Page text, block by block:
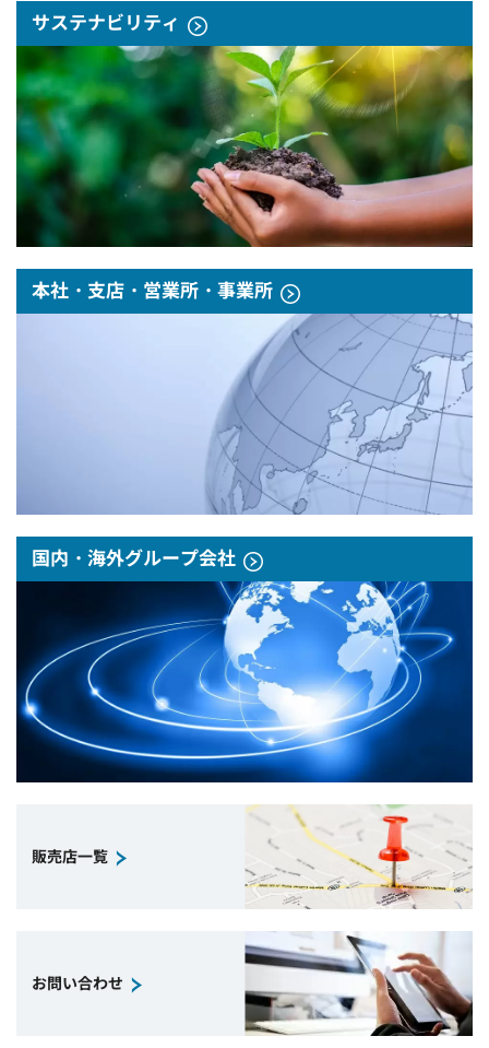
サステナビリティ
本社・支店・営業所・事業所
国内・海外グループ会社
販売店一覧
お問い合わせ